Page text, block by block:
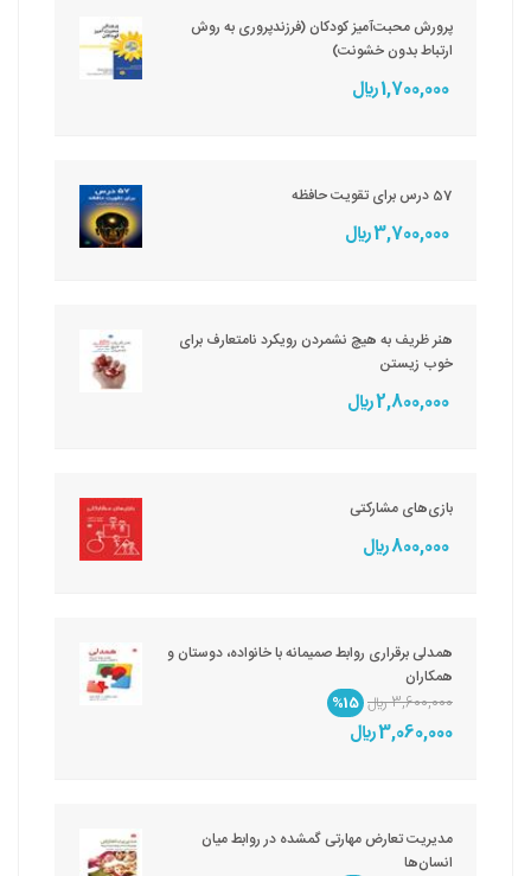
پرورش محبت‌آمیز کودکان (فرزندپروری به روش
ارتباط بدون خشونت)
1,700,000 ريال
57 درس برای تقویت حافظه
3,700,000 ريال
هنر ظریف به هیچ نشمردن رویکرد نامتعارف برای
خوب زیستن
2,800,000 ريال
بازی‌های مشارکتی
800,000 ريال
همدلی برقراری روابط صمیمانه با خانواده، دوستان و
همکاران
3,600,000 ريال
%15
3,060,000 ريال
مدیریت تعارض مهارتی گمشده در روابط میان
انسان‌ها